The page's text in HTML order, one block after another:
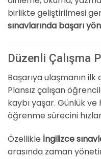
birlikte geliştirilmesi
sınavlarında başarı
Düzenli Çalışma
Başarıya ulaşmanın ilk
Plansız çalışan
kaybı yaşar. Günlük
öğrenme sürecini
Özellikle İngilizce
arasında zaman